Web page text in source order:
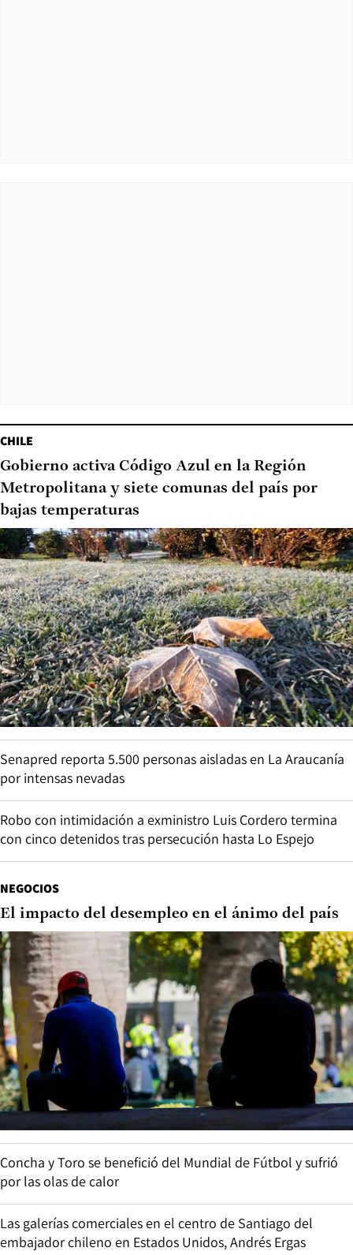
CHILE
Gobierno activa Código Azul en la Región
Metropolitana y siete comunas del país por
bajas temperaturas
Senapred reporta 5.500 personas aisladas en La Araucanía
por intensas nevadas
Robo con intimidación a exministro Luis Cordero termina
con cinco detenidos tras persecución hasta Lo Espejo
NEGOCIOS
El impacto del desempleo en el ánimo del país
Concha y Toro se benefició del Mundial de Fútbol y sufrió
por las olas de calor
Las galerías comerciales en el centro de Santiago del
embajador chileno en Estados Unidos, Andrés Ergas